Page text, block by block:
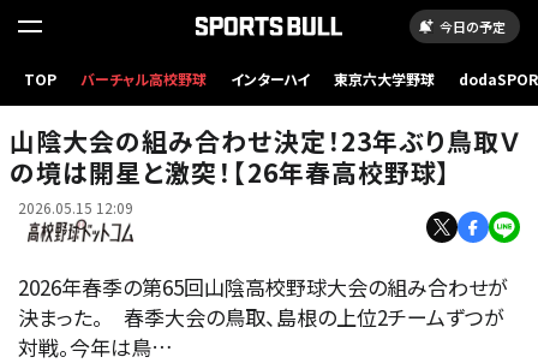
今日の予定
TOP バーチャル高校野球 インターハイ 東京六大学野球
写真はイメージ
山陰大会の組み合わせ決定！23年ぶり鳥取Ｖ
の境は開星と激突！【26年春高校野球】
2026.05.15 12:09
2026年春季の第65回山陰高校野球大会の組み合わせが
決まった。 春季大会の鳥取、島根の上位2チームずつが
対戦。今年は鳥…